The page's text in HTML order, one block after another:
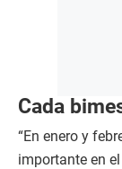
Cada
“En enero y
importante en